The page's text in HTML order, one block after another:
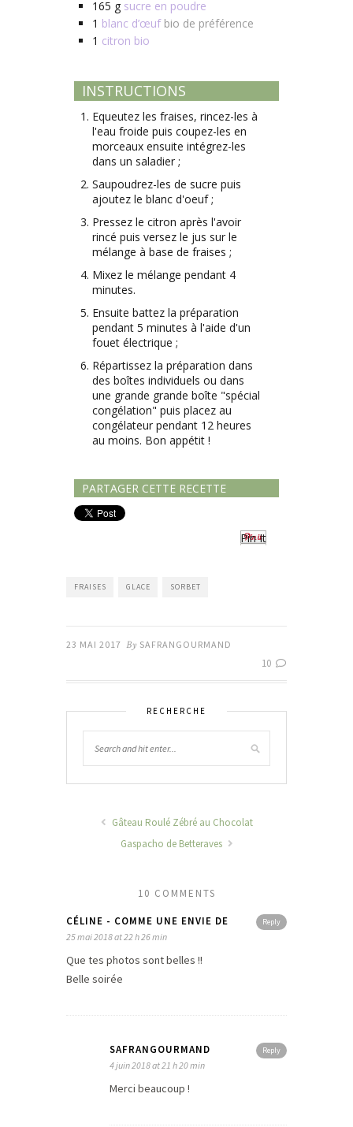
165 g sucre en poudre
1 blanc d’œuf bio de préférence
1 citron bio
INSTRUCTIONS
Equeutez les fraises, rincez-les à
l'eau froide puis coupez-les en
morceaux ensuite intégrez-les
dans un saladier ;
Saupoudrez-les de sucre puis
ajoutez le blanc d'oeuf ;
Pressez le citron après l'avoir
rincé puis versez le jus sur le
mélange à base de fraises ;
Mixez le mélange pendant 4
minutes.
Ensuite battez la préparation
pendant 5 minutes à l'aide d'un
fouet électrique ;
Répartissez la préparation dans
des boîtes individuels ou dans
une grande grande boîte "spécial
congélation" puis placez au
congélateur pendant 12 heures
au moins. Bon appétit !
PARTAGER CETTE RECETTE
Pin It
FRAISES GLACE SORBET
23 MAI 2017 By SAFRANGOURMAND
10
RECHERCHE
Gâteau Roulé Zébré au Chocolat
Gaspacho de Betteraves
10 COMMENTS
Reply
CÉLINE - COMME UNE ENVIE DE
25 mai 2018 at 22 h 26 min
Que tes photos sont belles !!
Belle soirée
Reply
SAFRANGOURMAND
4 juin 2018 at 21 h 20 min
Merci beaucoup !